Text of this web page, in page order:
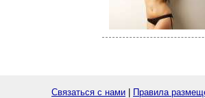
Связаться с нами Правила